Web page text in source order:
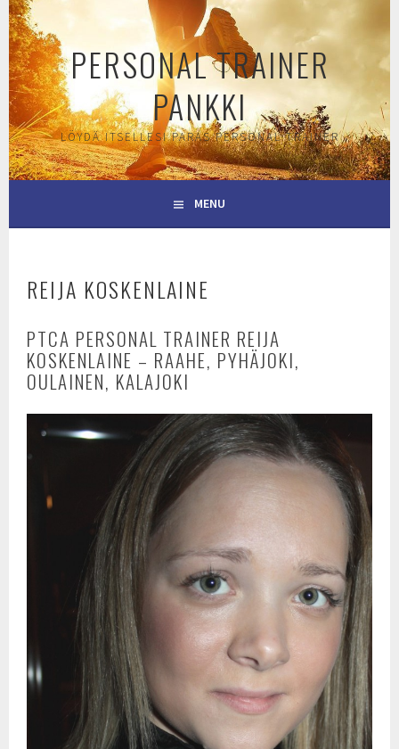
Skip
to
content
PERSONAL TRAINER
PANKKI
LÖYDÄ ITSELLESI PARAS PERSONAL TRAINER
MENU
REIJA KOSKENLAINE
PTCA PERSONAL TRAINER REIJA
KOSKENLAINE – RAAHE, PYHÄJOKI,
OULAINEN, KALAJOKI